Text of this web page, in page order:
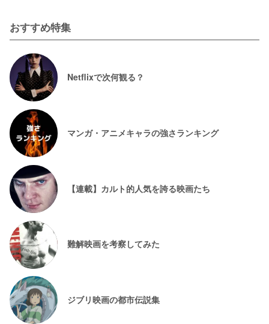
おすすめ特集
Netflixで次何観る？
マンガ・アニメキャラの強さランキング
【連載】カルト的人気を誇る映画たち
難解映画を考察してみた
ジブリ映画の都市伝説集